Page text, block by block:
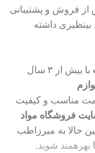
از فروش و پشتیبانی
بینظیری داشته
با بیش از ۳ سال
مناسب و کیفیت
فروشگاه مواد
حالا به میرزاطب
شوید.